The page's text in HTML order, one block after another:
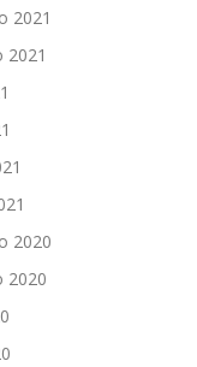
2021
2021
2020
2020